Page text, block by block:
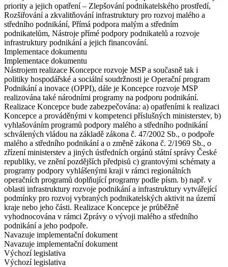
priority a jejich opatření – Zlepšování podnikatelského prostředí,
Rozšiřování a zkvalitňování infrastruktury pro rozvoj malého a
středního podnikání, Přímá podpora malým a středním
podnikatelům, Nástroje přímé podpory podnikatelů a rozvoje
infrastruktury podnikání a jejich financování.
Implementace dokumentu
Implementace dokumentu
Nástrojem realizace Koncepce rozvoje MSP a současně tak i
politiky hospodářské a sociální soudržnosti je Operační program
Podnikání a inovace (OPPI), dále je Koncepce rozvoje MSP
realizována také národními programy na podporu podnikání.
Realizace Koncepce bude zabezpečována: a) opatřeními k realizaci
Koncepce a prováděnými v kompetenci příslušných ministerstev, b)
vyhlašováním programů podpory malého a středního podnikání
schválených vládou na základě zákona č. 47/2002 Sb., o podpoře
malého a středního podnikání a o změně zákona č. 2/1969 Sb., o
zřízení ministerstev a jiných ústředních orgánů státní správy České
republiky, ve znění pozdějších předpisů c) grantovými schématy a
programy podpory vyhlášenými kraji v rámci regionálních
operačních programů doplňující programy podle písm. b) např. v
oblasti infrastruktury rozvoje podnikání a infrastruktury vytvářející
podmínky pro rozvoj vybraných podnikatelských aktivit na území
kraje nebo jeho části. Realizace Koncepce je průběžně
vyhodnocována v rámci Zprávy o vývoji malého a středního
podnikání a jeho podpoře.
Navazuje implementační dokument
Navazuje implementační dokument
Výchozí legislativa
Výchozí legislativa